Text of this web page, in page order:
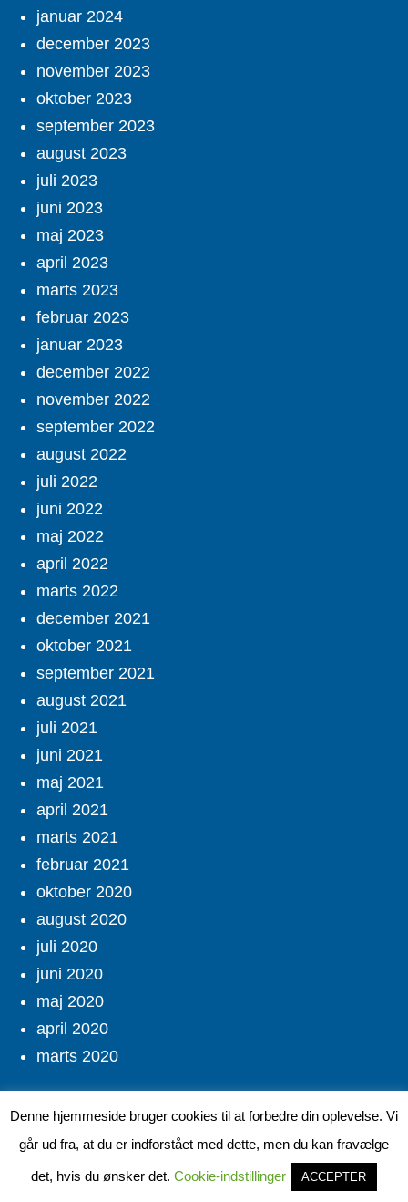
januar 2024
december 2023
november 2023
oktober 2023
september 2023
august 2023
juli 2023
juni 2023
maj 2023
april 2023
marts 2023
februar 2023
januar 2023
december 2022
november 2022
september 2022
august 2022
juli 2022
juni 2022
maj 2022
april 2022
marts 2022
december 2021
oktober 2021
september 2021
august 2021
juli 2021
juni 2021
maj 2021
april 2021
marts 2021
februar 2021
oktober 2020
august 2020
juli 2020
juni 2020
maj 2020
april 2020
marts 2020
Socialt
Denne hjemmeside bruger cookies til at forbedre din oplevelse. Vi
går ud fra, at du er indforstået med dette, men du kan fravælge
det, hvis du ønsker det. Cookie-indstillinger ACCEPTER